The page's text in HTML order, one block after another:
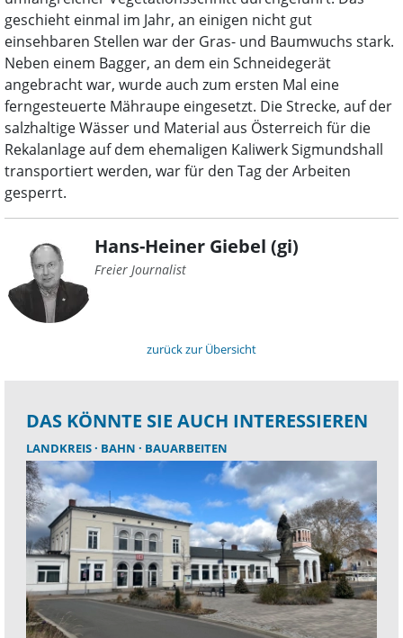
geschieht einmal im Jahr, an einigen nicht gut
einsehbaren Stellen war der Gras- und Baumwuchs stark.
Neben einem Bagger, an dem ein Schneidegerät
angebracht war, wurde auch zum ersten Mal eine
ferngesteuerte Mähraupe eingesetzt. Die Strecke, auf der
salzhaltige Wässer und Material aus Österreich für die
Rekalanlage auf dem ehemaligen Kaliwerk Sigmundshall
transportiert werden, war für den Tag der Arbeiten
gesperrt.
Hans-Heiner Giebel (gi)
Freier Journalist
zurück zur Übersicht
DAS KÖNNTE SIE AUCH INTERESSIEREN
LANDKREIS BAHN BAUARBEITEN